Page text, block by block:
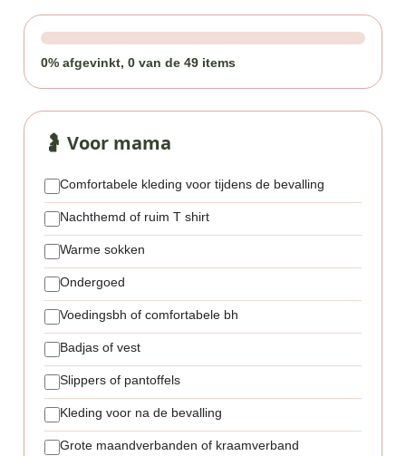
0% afgevinkt, 0 van de 49 items
🤰 Voor mama
Comfortabele kleding voor tijdens de bevalling
Nachthemd of ruim T shirt
Warme sokken
Ondergoed
Voedingsbh of comfortabele bh
Badjas of vest
Slippers of pantoffels
Kleding voor na de bevalling
Grote maandverbanden of kraamverband